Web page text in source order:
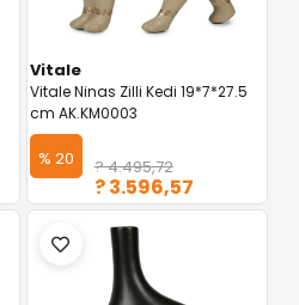
Vitale
Vitale Ninas Zilli Kedi 19*7*27.5
cm AK.KM0003
% 20 ? 4.495,72
? 3.596,57